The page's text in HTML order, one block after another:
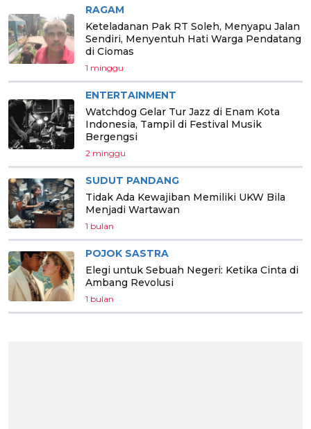
RAGAM
Keteladanan Pak RT Soleh, Menyapu Jalan
Sendiri, Menyentuh Hati Warga Pendatang
di Ciomas
1 minggu
ENTERTAINMENT
Watchdog Gelar Tur Jazz di Enam Kota
Indonesia, Tampil di Festival Musik
Bergengsi
2 minggu
SUDUT PANDANG
Tidak Ada Kewajiban Memiliki UKW Bila
Menjadi Wartawan
1 bulan
POJOK SASTRA
Elegi untuk Sebuah Negeri: Ketika Cinta di
Ambang Revolusi
1 bulan